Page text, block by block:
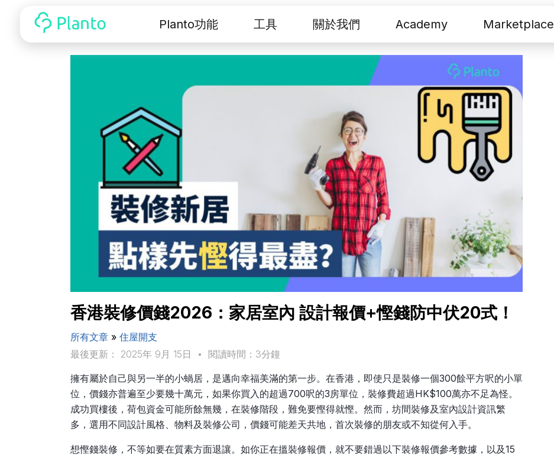
Planto功能 工具 關於我們 Academy Marketplace
香港裝修價錢2026：家居室內 設計報價+慳錢防中伏20式！
所有文章» 住屋開支
最後更新： 2025年 9月 15日
• 閱讀時間：3分鐘
擁有屬於自己與另一半的小蝸居，是邁向幸福美滿的第一步。在香港，即使只是裝修一個300餘平方呎的小單
位，價錢亦普遍至少要幾十萬元，如果你買入的超過700呎的3房單位，裝修費超過HK$100萬亦不足為怪。
成功買樓後，荷包資金可能所餘無幾，在裝修階段，難免要慳得就慳。然而，坊間裝修及室內設計資訊繁
多，選用不同設計風格、物料及裝修公司，價錢可能差天共地，首次裝修的朋友或不知從何入手。
想慳錢裝修，不等如要在質素方面退讓。如你正在搵裝修報價，就不要錯過以下裝修報價參考數據，以及15